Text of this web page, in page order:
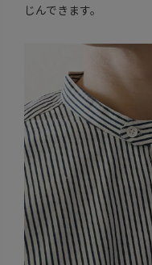
じんできます。